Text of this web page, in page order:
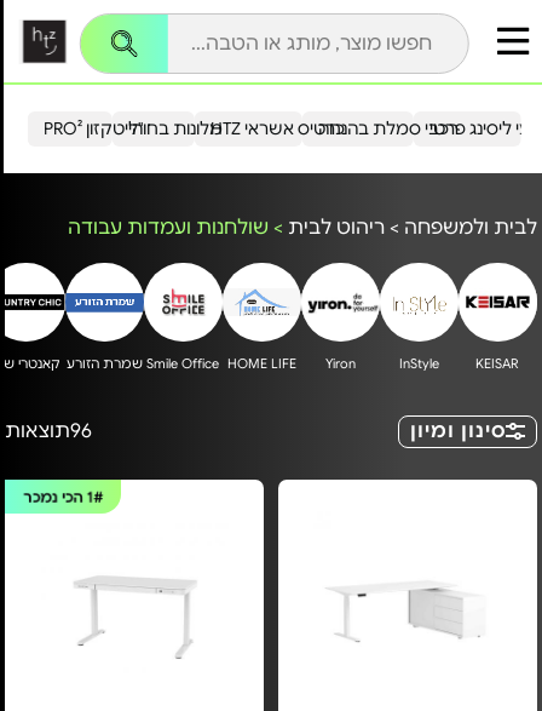
הייטקזון PRO²מלונות בחו"ל כרטיס אשראי HTZ ליסינג פרטירכבי סמלת בהנחה
לבית ולמשפחה > ריהוט לבית > שולחנות ועמדות עבודה
KEISAR
InStyle
Yiron
HOME LIFE
Smile Office שמרת הזורע קאנטרי
סינון ומיון 96תוצאות
1#הכי נמכר